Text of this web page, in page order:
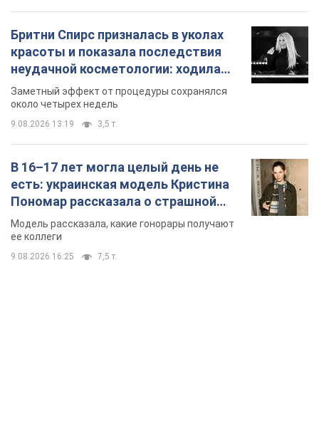
Бритни Спирс призналась в уколах
красоты и показала последствия
неудачной косметологии: ходила
так почти месяц
Заметный эффект от процедуры сохранялся
около четырех недель
9.08.2026 13:19 3,5 т.
В 16–17 лет могла целый день не
есть: украинская модель Кристина
Пономар рассказала о страшной
стороне модельной карьеры
Модель рассказала, какие гонорары получают
ее коллеги
9.08.2026 16:25 7,5 т.